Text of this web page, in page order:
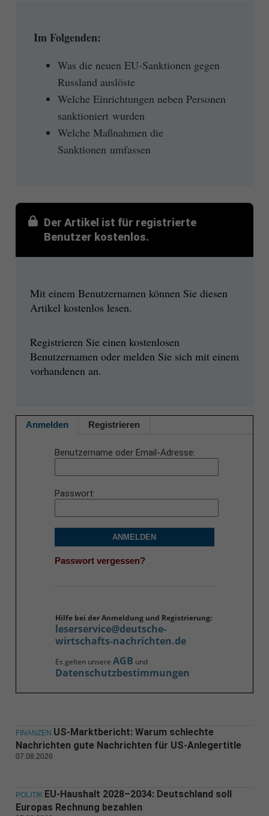
Im Folgenden:
Was die neuen EU-Sanktionen gegen
Russland auslöste
Welche Einrichtungen neben Personen
sanktioniert wurden
Welche Maßnahmen die
Sanktionen umfassen
Der Artikel ist für registrierte
Benutzer kostenlos.
Mit einem Benutzernamen können Sie diesen
Artikel kostenlos lesen.
Registrieren Sie einen kostenlosen
Benutzernamen oder melden Sie sich mit einem
vorhandenen an.
Anmelden Registrieren
Benutzername oder Email-Adresse
Passwort
ANMELDEN
Passwort vergessen?
Hilfe bei der Anmeldung und Registrierung:
leserservice@deutsche-
wirtschafts-nachrichten.de
Es gelten unsere AGB und
Datenschutzbestimmungen
FINANZEN US-Marktbericht: Warum schlechte
Nachrichten gute Nachrichten für US-Anlegertitle
07.08.2026
POLITIK EU-Haushalt 2028–2034: Deutschland soll
Europas Rechnung bezahlen